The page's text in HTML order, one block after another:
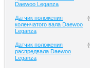
Daewoo Leganza
Датчик положения
коленчатого вала Daewoo
Leganza
(
Датчик положения
распредвала Daewoo
Leganza
(